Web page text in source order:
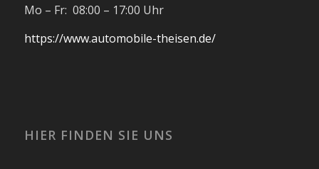
Mo – Fr: 08:00 – 17:00 Uhr
https://www.automobile-theisen.de/
HIER FINDEN SIE UNS